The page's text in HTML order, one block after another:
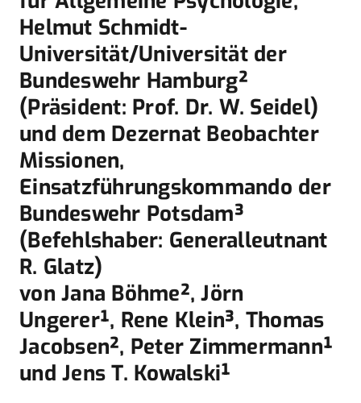
Helmut Schmidt-
Universität/Universität der
Bundeswehr Hamburg²
(Präsident: Prof. Dr. W. Seidel)
und dem Dezernat Beobachter
Missionen,
Einsatzführungskommando der
Bundeswehr Potsdam³
(Befehlshaber: Generalleutnant
R. Glatz)
von Jana Böhme², Jörn
Ungerer¹, Rene Klein³, Thomas
Jacobsen², Peter Zimmermann¹
und Jens T. Kowalski¹